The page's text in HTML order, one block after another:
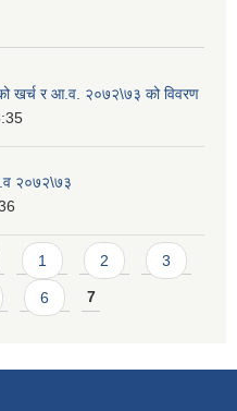
खर्च र आ.व. २०७२\७३ को विवरण
२०७२\७३
1 2 3
6 7